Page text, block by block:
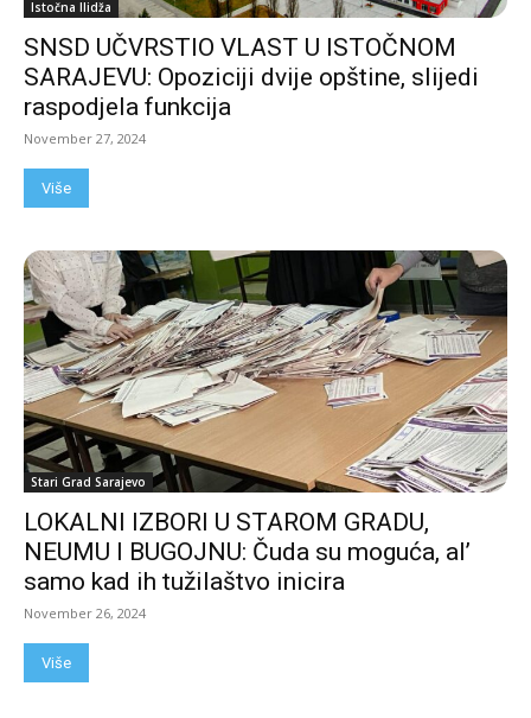
Istočna Ilidža
SNSD UČVRSTIO VLAST U ISTOČNOM
SARAJEVU: Opoziciji dvije opštine, slijedi
raspodjela funkcija
November 27, 2024
Više
Stari Grad Sarajevo
LOKALNI IZBORI U STAROM GRADU,
NEUMU I BUGOJNU: Čuda su moguća, al’
samo kad ih tužilaštvo inicira
November 26, 2024
Više